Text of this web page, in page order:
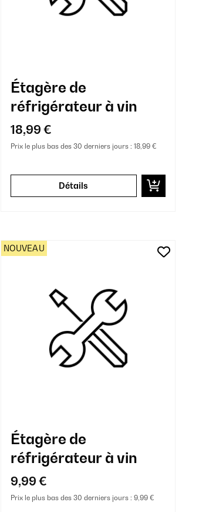
Étagère de
réfrigérateur à vin
18,99 €
Prix le plus bas des 30 derniers jours : 18,99 €
Détails
Étagère de
réfrigérateur à vin
9,99 €
Prix le plus bas des 30 derniers jours : 9,99 €
NOUVEAU